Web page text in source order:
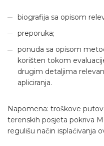
biografija sa opisom
preporuka;
ponuda sa opisom
korišten tokom
drugim detaljima
apliciranja.
Napomena: troškove
terenskih posjeta pokriva
regulišu način isplaćivanja